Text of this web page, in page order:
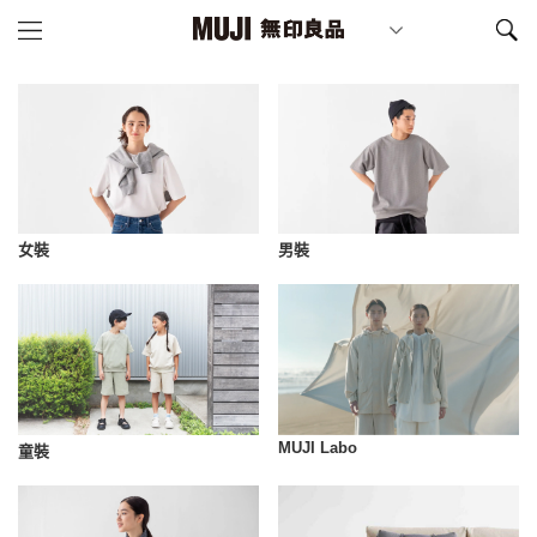
女裝 男裝
童裝 MUJI Labo